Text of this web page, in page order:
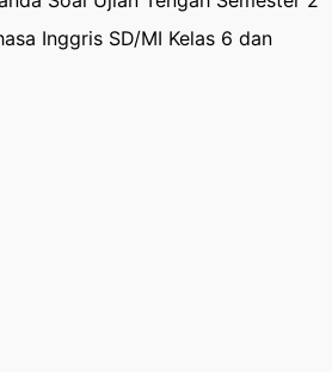
Inggris SD/MI Kelas 6 dan